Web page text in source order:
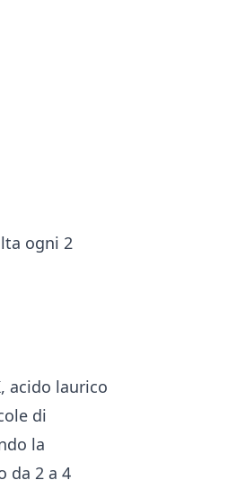
ogni 2
acido laurico
di
la
da 2 a 4